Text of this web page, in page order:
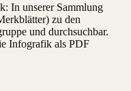
In unserer Sammlung
zu den
und durchsuchbar.
Infografik als PDF